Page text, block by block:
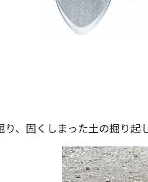
り、固くしまった土の掘り起